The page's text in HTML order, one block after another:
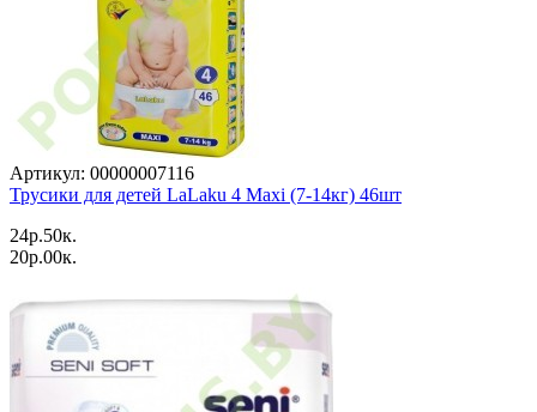
Артикул: 00000007116
Трусики для детей LaLaku 4 Maxi (7-14кг) 46шт
24p.50к.
20p.00к.